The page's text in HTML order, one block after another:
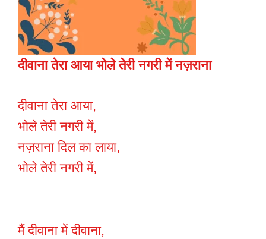
दीवाना तेरा आया भोले तेरी नगरी में नज़राना
दीवाना तेरा आया,
भोले तेरी नगरी में,
नज़राना दिल का लाया,
भोले तेरी नगरी में,
मैं दीवाना में दीवाना,